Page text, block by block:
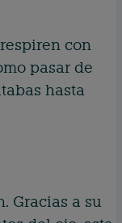
con
pasar de
hasta
Gracias a su